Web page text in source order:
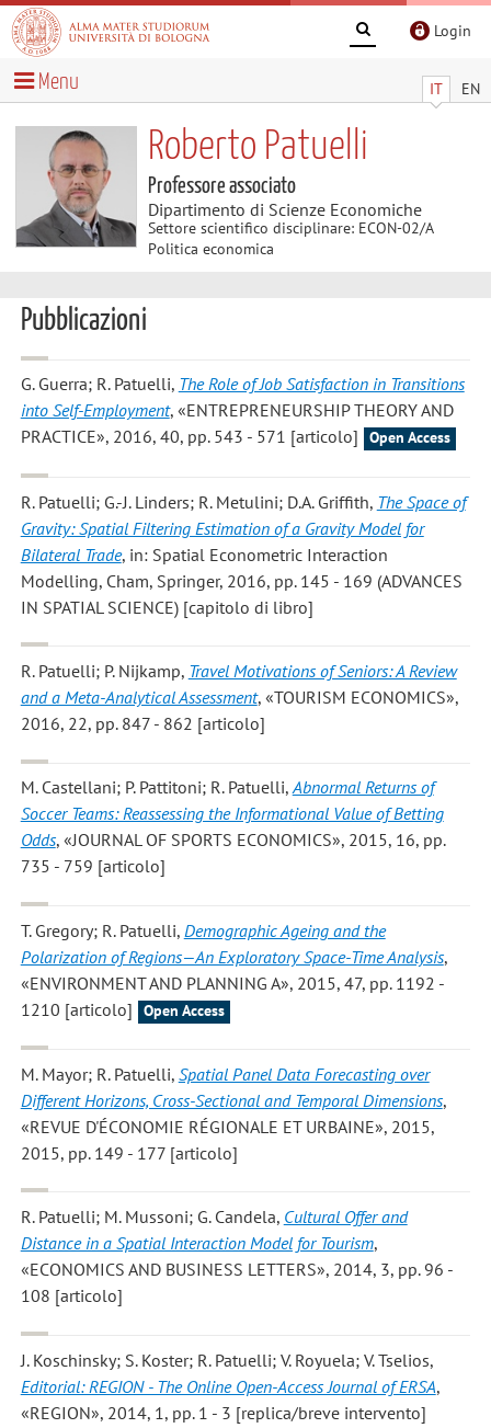
Login
IT EN
Menu
Roberto Patuelli
Professore associato
Dipartimento di Scienze Economiche
Settore scientifico disciplinare: ECON-02/A
Politica economica
Pubblicazioni
G. Guerra; R. Patuelli, The Role of Job Satisfaction in Transitions
into Self-Employment, «ENTREPRENEURSHIP THEORY AND
PRACTICE», 2016, 40, pp. 543 - 571 [articolo]
Open Access
R. Patuelli; G.-J. Linders; R. Metulini; D.A. Griffith, The Space of
Gravity: Spatial Filtering Estimation of a Gravity Model for
Bilateral Trade, in: Spatial Econometric Interaction
Modelling, Cham, Springer, 2016, pp. 145 - 169 (ADVANCES
IN SPATIAL SCIENCE) [capitolo di libro]
R. Patuelli; P. Nijkamp, Travel Motivations of Seniors: A Review
and a Meta-Analytical Assessment, «TOURISM ECONOMICS»,
2016, 22, pp. 847 - 862 [articolo]
M. Castellani; P. Pattitoni; R. Patuelli,Abnormal Returns of
Soccer Teams: Reassessing the Informational Value of Betting
Odds, «JOURNAL OF SPORTS ECONOMICS», 2015, 16, pp.
735 - 759 [articolo]
T. Gregory; R. Patuelli, Demographic Ageing and the
Polarization of Regions—An Exploratory Space-Time Analysis,
«ENVIRONMENT AND PLANNING A», 2015, 47, pp. 1192 -
1210 [articolo]
Open Access
M. Mayor; R. Patuelli, Spatial Panel Data Forecasting over
Different Horizons, Cross-Sectional and Temporal Dimensions,
«REVUE D'ÉCONOMIE RÉGIONALE ET URBAINE», 2015,
2015, pp. 149 - 177 [articolo]
R. Patuelli; M. Mussoni; G. Candela, Cultural Offer and
Distance in a Spatial Interaction Model for Tourism,
«ECONOMICS AND BUSINESS LETTERS», 2014, 3, pp. 96 -
108 [articolo]
J. Koschinsky; S. Koster; R. Patuelli; V. Royuela; V. Tselios,
Editorial: REGION - The Online Open-Access Journal of ERSA,
«REGION», 2014, 1, pp. 1 - 3 [replica/breve intervento]